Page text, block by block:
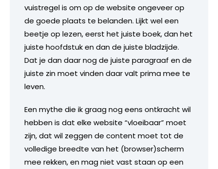
vuistregel is om op de website ongeveer op
de goede plaats te belanden. Lijkt wel een
beetje op lezen, eerst het juiste boek, dan het
juiste hoofdstuk en dan de juiste bladzijde.
Dat je dan daar nog de juiste paragraaf en de
juiste zin moet vinden daar valt prima mee te
leven.
Een mythe die ik graag nog eens ontkracht wil
hebben is dat elke website “vloeibaar” moet
zijn, dat wil zeggen de content moet tot de
volledige breedte van het (browser)scherm
mee rekken, en mag niet vast staan op een